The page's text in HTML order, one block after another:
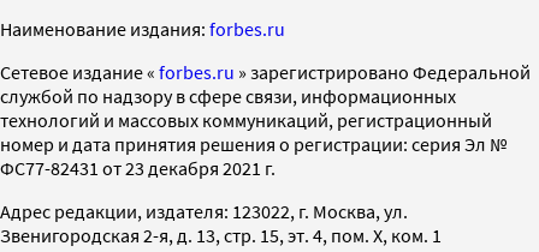
Наименование издания: forbes.ru
Cетевое издание « forbes.ru » зарегистрировано Федеральной
службой по надзору в сфере связи, информационных
технологий и массовых коммуникаций, регистрационный
номер и дата принятия решения о регистрации: серия Эл №
ФС77-82431 от 23 декабря 2021 г.
Адрес редакции, издателя: 123022, г. Москва, ул.
Звенигородская 2-я, д. 13, стр. 15, эт. 4, пом. X, ком. 1